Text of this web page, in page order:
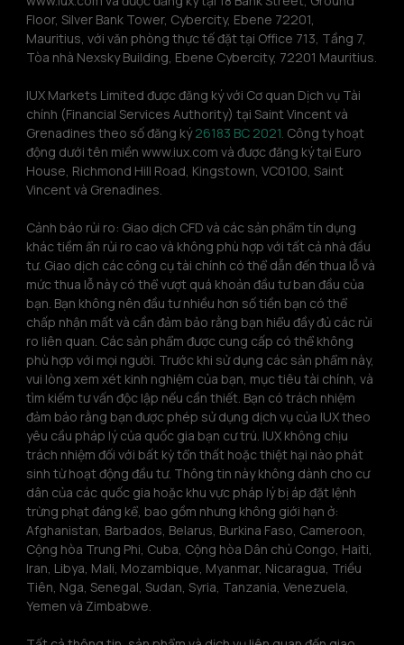
Floor, Silver Bank Tower, Cybercity, Ebene 72201,
Mauritius, với văn phòng thực tế đặt tại Office 713, Tầng 7,
Tòa nhà Nexsky Building, Ebene Cybercity, 72201 Mauritius.
IUX Markets Limited được đăng ký với Cơ quan Dịch vụ Tài
chính (Financial Services Authority) tại Saint Vincent và
Grenadines theo số đăng ký 26183 BC 2021. Công ty hoạt
động dưới tên miền www.iux.com và được đăng ký tại Euro
House, Richmond Hill Road, Kingstown, VC0100, Saint
Vincent và Grenadines.
Cảnh báo rủi ro: Giao dịch CFD và các sản phẩm tín dụng
khác tiềm ẩn rủi ro cao và không phù hợp với tất cả nhà đầu
tư. Giao dịch các công cụ tài chính có thể dẫn đến thua lỗ và
mức thua lỗ này có thể vượt quá khoản đầu tư ban đầu của
bạn. Bạn không nên đầu tư nhiều hơn số tiền bạn có thể
chấp nhận mất và cần đảm bảo rằng bạn hiểu đầy đủ các rủi
ro liên quan. Các sản phẩm được cung cấp có thể không
phù hợp với mọi người. Trước khi sử dụng các sản phẩm này,
vui lòng xem xét kinh nghiệm của bạn, mục tiêu tài chính, và
tìm kiếm tư vấn độc lập nếu cần thiết. Bạn có trách nhiệm
đảm bảo rằng bạn được phép sử dụng dịch vụ của IUX theo
yêu cầu pháp lý của quốc gia bạn cư trú. IUX không chịu
trách nhiệm đối với bất kỳ tổn thất hoặc thiệt hại nào phát
sinh từ hoạt động đầu tư. Thông tin này không dành cho cư
dân của các quốc gia hoặc khu vực pháp lý bị áp đặt lệnh
trừng phạt đáng kể, bao gồm nhưng không giới hạn ở:
Afghanistan, Barbados, Belarus, Burkina Faso, Cameroon,
Cộng hòa Trung Phi, Cuba, Cộng hòa Dân chủ Congo, Haiti,
Iran, Libya, Mali, Mozambique, Myanmar, Nicaragua, Triều
Tiên, Nga, Senegal, Sudan, Syria, Tanzania, Venezuela,
Yemen và Zimbabwe.